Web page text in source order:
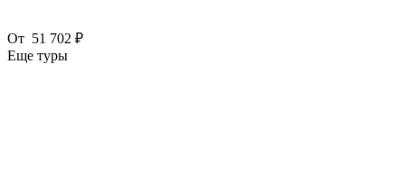
От 51 702 ₽
Еще туры